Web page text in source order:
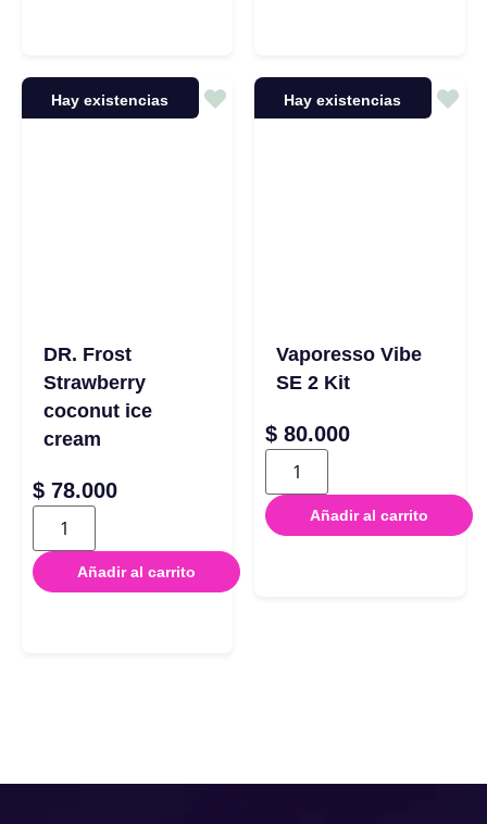
Hay existencias
DR. Frost
Strawberry
coconut ice
cream
$ 78.000
Añadir al carrito
Hay existencias
Vaporesso Vibe
SE 2 Kit
$ 80.000
Añadir al carrito